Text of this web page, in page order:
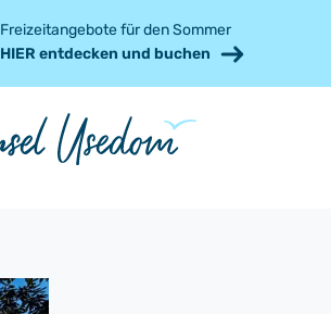
Freizeitangebote für den Sommer
HIER entdecken und buchen